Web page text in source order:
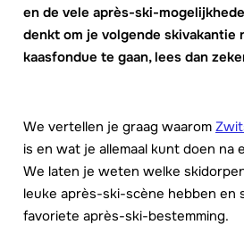
en de vele après-ski-
denkt om je volgende skivakantie
kaasfondue te gaan, lees dan
We vertellen je graag waarom
is en wat je allemaal kunt doen na
We laten je weten welke
leuke après-ski-scène hebben en
favoriete après-ski-bestemming.